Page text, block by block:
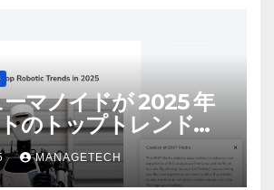
マノイドが 2025 年
のトップトレンドに |
MANAGETECH